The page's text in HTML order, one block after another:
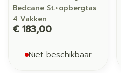
Bedcane St.+opbergtas
4 Vakken
€ 183,00
Niet beschikbaar